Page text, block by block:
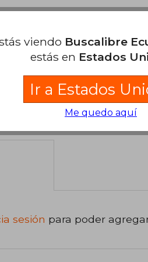
sesión para poder
viendo Buscalibre
estás en Estados
Ir a Estados
Me quedo aquí